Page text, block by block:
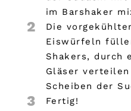
im Barshaker
2
Die
Eiswürfeln
Shakers, durch
Gläser
Scheiben der
3 Fertig!